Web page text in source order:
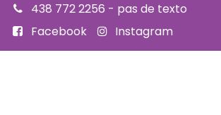
438 772 2256 - pas de texto
Facebook
Instagram